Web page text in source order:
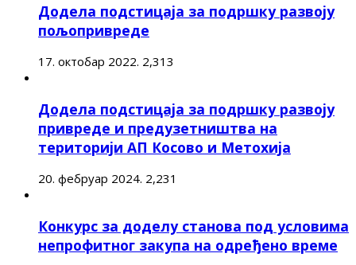
Додела подстицаја за подршку развоју
пољопривреде
17. октобар 2022. 2,313
Додела подстицаја за подршку развоју
привреде и предузетништва на
територији АП Косово и Метохија
20. фебруар 2024. 2,231
Конкурс за доделу станова под условима
непрофитног закупа на одређено време